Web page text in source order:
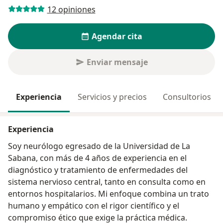
12 opiniones
Agendar cita
Enviar mensaje
Experiencia Servicios y precios Consultorios
Experiencia
Soy neurólogo egresado de la Universidad de La
Sabana, con más de 4 años de experiencia en el
diagnóstico y tratamiento de enfermedades del
sistema nervioso central, tanto en consulta como en
entornos hospitalarios. Mi enfoque combina un trato
humano y empático con el rigor científico y el
compromiso ético que exige la práctica médica.